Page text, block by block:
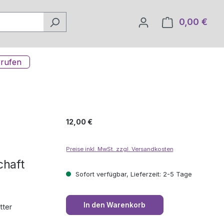
0,00 €
Regulärer Preis:
12,00 €
Preise inkl. MwSt. zzgl. Versandkosten
Sofort verfügbar, Lieferzeit: 2-5 Tage
In den Warenkorb